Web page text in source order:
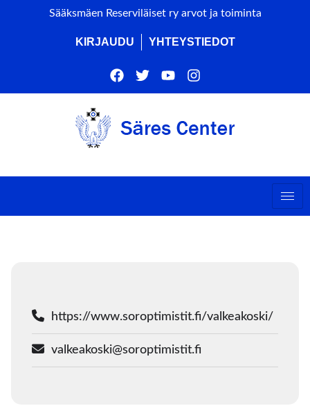
Sääksmäen Reserviläiset ry arvot ja toiminta
KIRJAUDU YHTEYSTIEDOT
https://www.soroptimistit.fi/valkeakoski/
valkeakoski@soroptimistit.fi